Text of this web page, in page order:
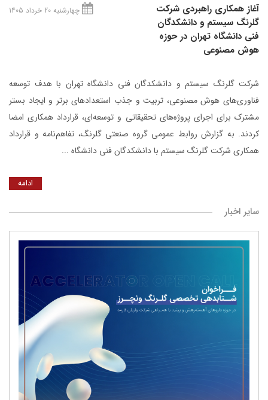
آغاز همکاری راهبردی شرکت
گلرنگ‌ سیستم و دانشکدگان
فنی دانشگاه تهران در حوزه
هوش مصنوعی
چهارشنبه 20 خرداد 1405
شرکت گلرنگ ‌سیستم و دانشکدگان فنی دانشگاه تهران با هدف توسعه
فناوری‌های هوش مصنوعی، تربیت و جذب استعدادهای برتر و ایجاد بستر
مشترک برای اجرای پروژه‌های تحقیقاتی و توسعه‌ای، قرارداد همکاری امضا
کردند. به گزارش روابط عمومی گروه صنعتی گلرنگ، تفاهم‌نامه و قرارداد
همکاری شرکت گلرنگ سیستم با دانشکدگان فنی دانشگاه ...
ادامه
سایر اخبار